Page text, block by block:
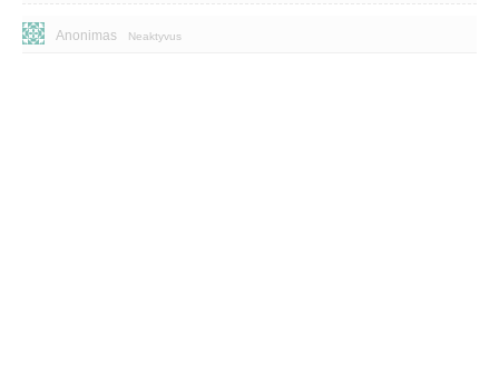
Anonimas Neaktyvus